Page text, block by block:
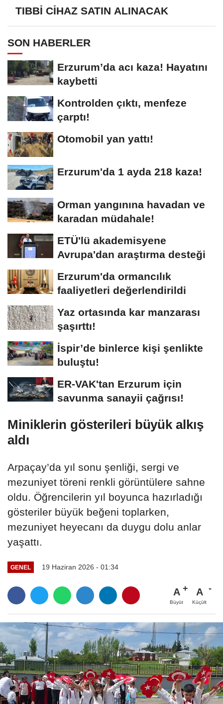
TIBBİ CİHAZ SATIN ALINACAK
SON HABERLER
Erzurum’da acı kaza! Hayatını
kaybetti
Kontrolden çıktı, menfeze
çarptı!
Otomobil yan yattı!
Erzurum'da 1 ayda 218 kaza!
Orman yangınına havadan ve
karadan müdahale!
ETÜ'lü akademisyene
Avrupa'dan araştırma desteği
Erzurum'da ormancılık
faaliyetleri değerlendirildi
Yaz ortasında kar manzarası
şaşırttı!
İspir’de binlerce kişi şenlikte
buluştu!
ER-VAK'tan Erzurum için
savunma sanayii çağrısı!
Miniklerin gösterileri büyük alkış
aldı
Arpaçay’da yıl sonu şenliği, sergi ve
mezuniyet töreni renkli görüntülere sahne
oldu. Öğrencilerin yıl boyunca hazırladığı
gösteriler büyük beğeni toplarken,
mezuniyet heyecanı da duygu dolu anlar
yaşattı.
GENEL 19 Haziran 2026 - 01:34
A
Büyüt
A
Küçült